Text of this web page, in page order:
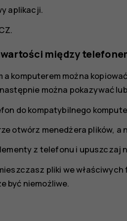
aplikacji.
.
między
komputerem można
można pokazywać
do kompatybilnego
otwórz menedżera plików,
z telefonu i upuszczaj
pliki we
być niemożliwe.